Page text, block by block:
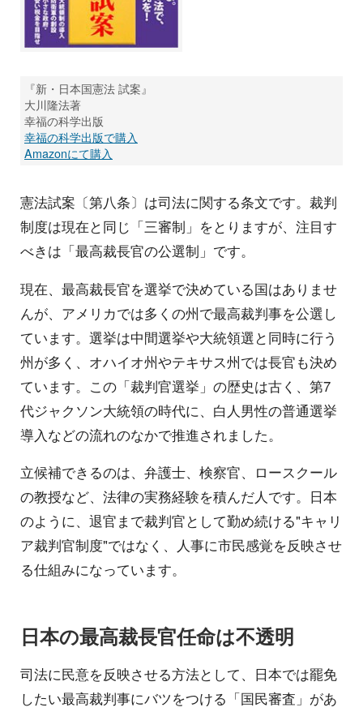
『新・日本国憲法 試案』
大川隆法著
幸福の科学出版
幸福の科学出版で購入
Amazonにて購入
憲法試案〔第八条〕は司法に関する条文です。裁判
制度は現在と同じ「三審制」をとりますが、注目す
べきは「最高裁長官の公選制」です。
現在、最高裁長官を選挙で決めている国はありませ
んが、アメリカでは多くの州で最高裁判事を公選し
ています。選挙は中間選挙や大統領選と同時に行う
州が多く、オハイオ州やテキサス州では長官も決め
ています。この「裁判官選挙」の歴史は古く、第7
代ジャクソン大統領の時代に、白人男性の普通選挙
導入などの流れのなかで推進されました。
立候補できるのは、弁護士、検察官、ロースクール
の教授など、法律の実務経験を積んだ人です。日本
のように、退官まで裁判官として勤め続ける"キャリ
ア裁判官制度"ではなく、人事に市民感覚を反映させ
る仕組みになっています。
日本の最高裁長官任命は不透明
司法に民意を反映させる方法として、日本では罷免
したい最高裁判事にバツをつける「国民審査」があ